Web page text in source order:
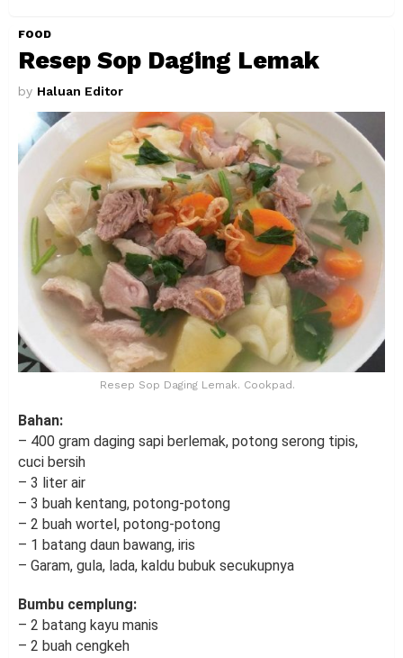
FOOD
Resep Sop Daging Lemak
by Haluan Editor
Resep Sop Daging Lemak. Cookpad.
Bahan:
– 400 gram daging sapi berlemak, potong serong tipis,
cuci bersih
– 3 liter air
– 3 buah kentang, potong-potong
– 2 buah wortel, potong-potong
– 1 batang daun bawang, iris
– Garam, gula, lada, kaldu bubuk secukupnya
Bumbu cemplung:
– 2 batang kayu manis
– 2 buah cengkeh